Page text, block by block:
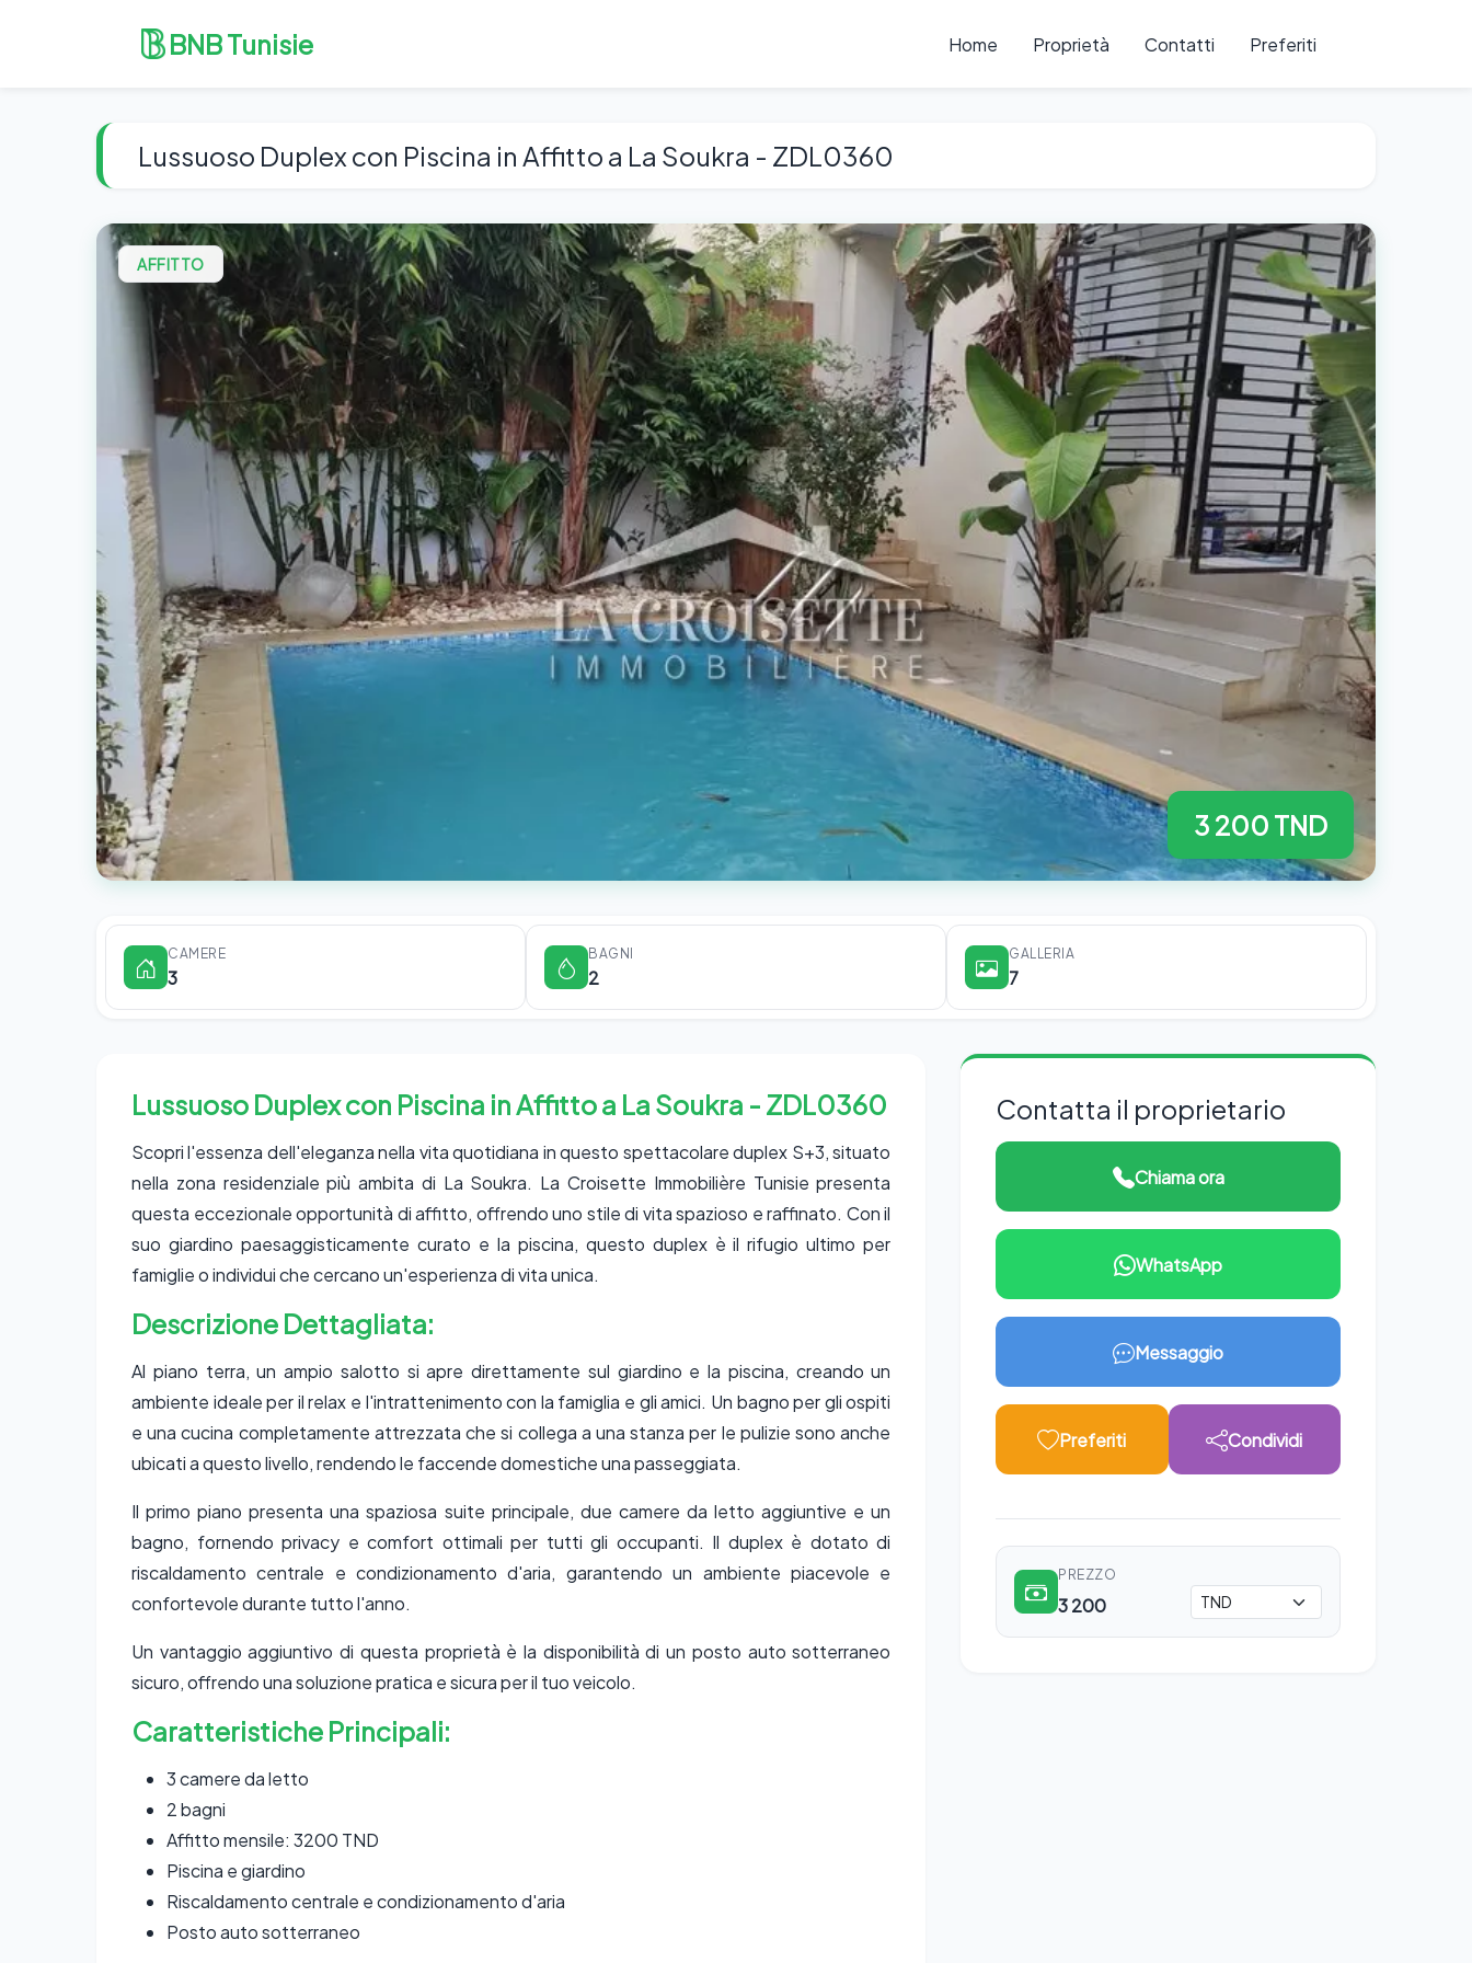
BNB Tunisie Home Proprietà Contatti Preferiti
Lussuoso Duplex con Piscina in Affitto a La Soukra - ZDL0360
AFFITTO
3 200 TND
CAMERE
3
BAGNI
2
GALLERIA
7
Lussuoso Duplex con Piscina in Affitto a La Soukra - ZDL0360
Scopri l'essenza dell'eleganza nella vita quotidiana in questo spettacolare duplex S+3, situato
nella zona residenziale più ambita di La Soukra. La Croisette Immobilière Tunisie presenta
questa eccezionale opportunità di affitto, offrendo uno stile di vita spazioso e raffinato. Con il
suo giardino paesaggisticamente curato e la piscina, questo duplex è il rifugio ultimo per
famiglie o individui che cercano un'esperienza di vita unica.
Descrizione Dettagliata:
Al piano terra, un ampio salotto si apre direttamente sul giardino e la piscina, creando un
ambiente ideale per il relax e l'intrattenimento con la famiglia e gli amici. Un bagno per gli ospiti
e una cucina completamente attrezzata che si collega a una stanza per le pulizie sono anche
ubicati a questo livello, rendendo le faccende domestiche una passeggiata.
Il primo piano presenta una spaziosa suite principale, due camere da letto aggiuntive e un
bagno, fornendo privacy e comfort ottimali per tutti gli occupanti. Il duplex è dotato di
riscaldamento centrale e condizionamento d'aria, garantendo un ambiente piacevole e
confortevole durante tutto l'anno.
Un vantaggio aggiuntivo di questa proprietà è la disponibilità di un posto auto sotterraneo
sicuro, offrendo una soluzione pratica e sicura per il tuo veicolo.
Caratteristiche Principali:
3 camere da letto
2 bagni
Affitto mensile: 3200 TND
Piscina e giardino
Riscaldamento centrale e condizionamento d'aria
Posto auto sotterraneo
Contatta il proprietario
Chiama ora
WhatsApp
Messaggio
Preferiti Condividi
PREZZO
3 200